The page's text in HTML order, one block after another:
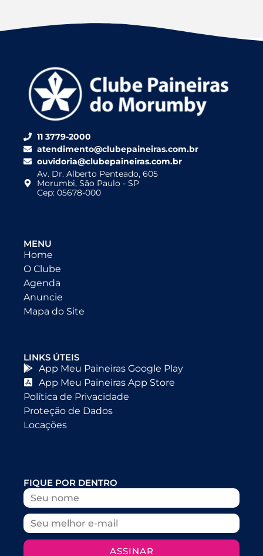
11 3779-2000
atendimento@clubepaineiras.com.br
ouvidoria@clubepaineiras.com.br
Av. Dr. Alberto Penteado, 605
Morumbi, São Paulo - SP
Cep: 05678-000
MENU
Home
O Clube
Agenda
Anuncie
Mapa do Site
LINKS ÚTEIS
App Meu Paineiras Google Play
App Meu Paineiras App Store
Política de Privacidade
Proteção de Dados
Locações
FIQUE POR DENTRO
ASSINAR